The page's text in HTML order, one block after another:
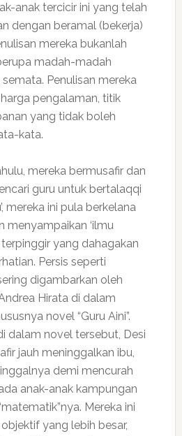
anak tercicir ini yang telah
dengan beramal (bekerja)
mereka bukanlah
madah-madah
Penulisan mereka
pengalaman, titik
yang tidak boleh
kata.
mereka bermusafir dan
guru untuk bertalaqqi
mereka ini pula berkelana
menyampaikan ‘ilmu
yang dahagakan
Persis seperti
digambarkan oleh
Hirata di dalam
novel “Guru Aini”.
dalam novel tersebut, Desi
jauh meninggalkan ibu,
demi mencurah
anak-anak kampungan
Mereka ini
yang lebih besar,